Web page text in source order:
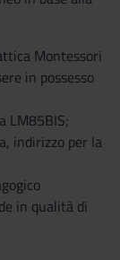
Montessori
in possesso
LM85BIS;
indirizzo per la
in qualità di